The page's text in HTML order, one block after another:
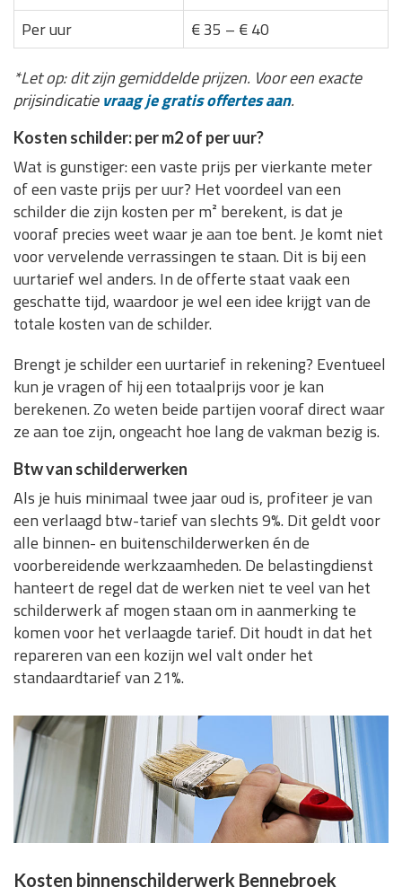
Per uur
€ 35 – € 40
*Let op: dit zijn gemiddelde prijzen. Voor een exacte
prijsindicatievraag je gratis offertes aan.
Kosten schilder: per m2 of per uur?
Wat is gunstiger: een vaste prijs per vierkante meter
of een vaste prijs per uur? Het voordeel van een
schilder die zijn kosten per m² berekent, is dat je
vooraf precies weet waar je aan toe bent. Je komt niet
voor vervelende verrassingen te staan. Dit is bij een
uurtarief wel anders. In de offerte staat vaak een
geschatte tijd, waardoor je wel een idee krijgt van de
totale kosten van de schilder.
Brengt je schilder een uurtarief in rekening? Eventueel
kun je vragen of hij een totaalprijs voor je kan
berekenen. Zo weten beide partijen vooraf direct waar
ze aan toe zijn, ongeacht hoe lang de vakman bezig is.
Btw van schilderwerken
Als je huis minimaal twee jaar oud is, profiteer je van
een verlaagd btw-tarief van slechts 9%. Dit geldt voor
alle binnen- en buitenschilderwerken én de
voorbereidende werkzaamheden. De belastingdienst
hanteert de regel dat de werken niet te veel van het
schilderwerk af mogen staan om in aanmerking te
komen voor het verlaagde tarief. Dit houdt in dat het
repareren van een kozijn wel valt onder het
standaardtarief van 21%.
Kosten binnenschilderwerk Bennebroek